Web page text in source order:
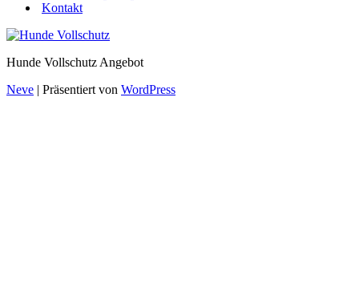
Kontakt
Hunde Vollschutz Angebot
Neve | Präsentiert von WordPress